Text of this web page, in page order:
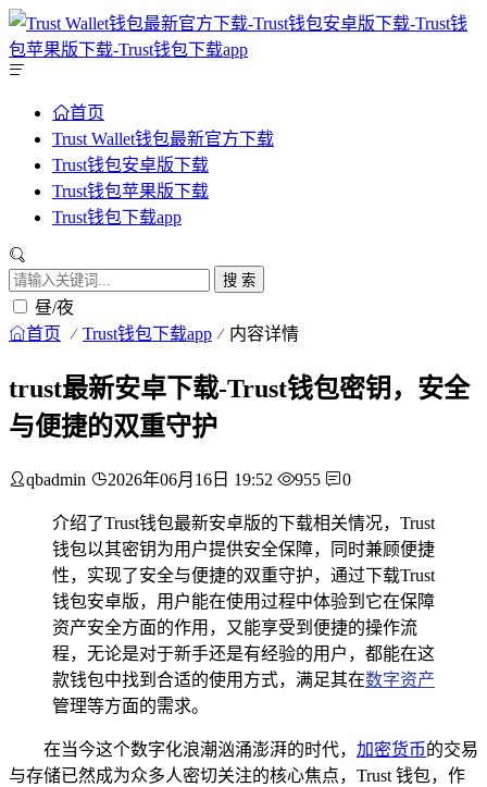
首页
Trust Wallet钱包最新官方下载
Trust钱包安卓版下载
Trust钱包苹果版下载
Trust钱包下载app
搜 索
昼/夜
首页 Trust钱包下载app 内容详情
trust最新安卓下载-Trust钱包密钥，安全
与便捷的双重守护
qbadmin 2026年06月16日 19:52 955 0
介绍了Trust钱包最新安卓版的下载相关情况，Trust
钱包以其密钥为用户提供安全保障，同时兼顾便捷
性，实现了安全与便捷的双重守护，通过下载Trust
钱包安卓版，用户能在使用过程中体验到它在保障
资产安全方面的作用，又能享受到便捷的操作流
程，无论是对于新手还是有经验的用户，都能在这
款钱包中找到合适的使用方式，满足其在数字资产
管理等方面的需求。
在当今这个数字化浪潮汹涌澎湃的时代， 加密货币的交易
与存储已然成为众多人密切关注的核心焦点，Trust 钱包，作